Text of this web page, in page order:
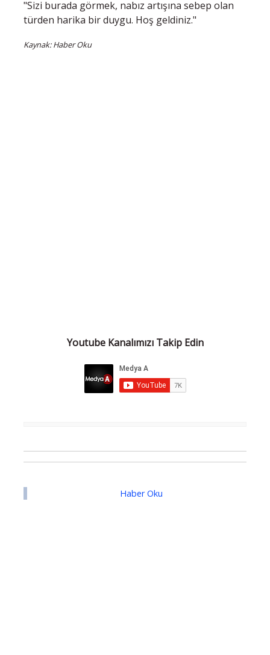
"Sizi burada görmek, nabız artışına sebep olan
türden harika bir duygu. Hoş geldiniz."
Kaynak: Haber Oku
Youtube Kanalımızı Takip Edin
Haber Oku